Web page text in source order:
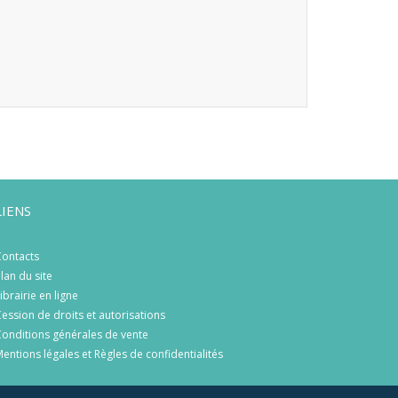
du site
en ligne
de droits et autorisations
générales de vente
légales et Règles de confidentialités